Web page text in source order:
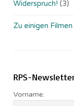
Widerspruch! (3)
Zu einigen
RPS-
Vorname: